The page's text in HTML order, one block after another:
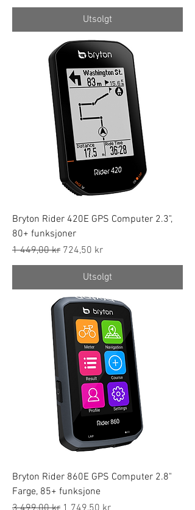
Utsolgt
Bryton Rider 420E GPS Computer 2.3",
80+ funksjoner
Regular Price
1 449,00 kr Sale Price
724,50 kr
Utsolgt
Bryton Rider 860E GPS Computer 2.8"
Farge, 85+ funksjone